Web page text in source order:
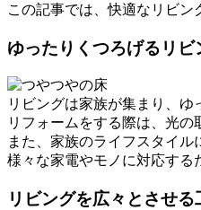
この記事では、快適なリビン
ゆったりくつろげるリ
リビングは家族が集まり、ゆ
リフォームをする際は、光の
また、家族のライフスタイル
様々な家電やモノに対応する
リビングを広々とさせ